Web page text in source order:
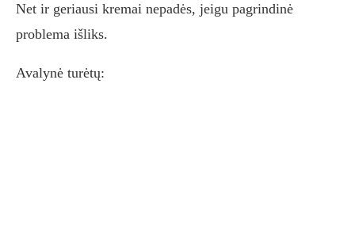
Net ir geriausi kremai nepadės, jeigu pagrindinė
problema išliks.
Avalynė turėtų: